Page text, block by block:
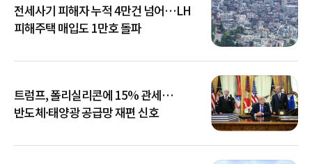
전세사기 피해자 누적 4만건 넘어…LH
피해주택 매입도 1만호 돌파
트럼프, 폴리실리콘에 15% 관세…
반도체·태양광 공급망 재편 신호